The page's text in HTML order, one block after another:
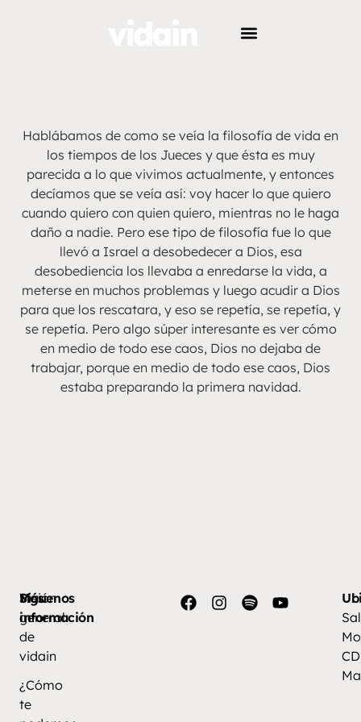
Hablábamos de como se veía la filosofía de vida en
los tiempos de los Jueces y que ésta es muy
parecida a lo que vivimos actualmente, y entonces
decíamos que se veía así: voy hacer lo que quiero
cuando quiero con quien quiero, mientras no le haga
daño a nadie. Pero ese tipo de filosofía fue lo que
llevó a Israel a desobedecer a Dios, esa
desobediencia los llevaba a enredarse la vida, a
meterse en muchos problemas y luego acudir a Dios
para que los rescatara, y eso se repetía, se repetía, y
se repetía. Pero algo súper interesante es ver cómo
en medio de todo ese caos, Dios no dejaba de
trabajar, porque en medio de todo ese caos, Dios
estaba preparando la primera navidad.
Más
información
Visión
general
de
vidain
¿Cómo
te
Síguenos